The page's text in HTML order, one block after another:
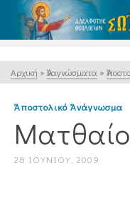
Αρχική » Ἀναγνώσματα »
Ἀποστολικό Ἀνάγνωσμα
28 ΙΟΥΝΊΟΥ, 2009